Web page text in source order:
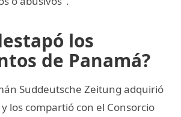
los
de Panamá?
Suddeutsche Zeitung adquirió
los compartió con el Consorcio